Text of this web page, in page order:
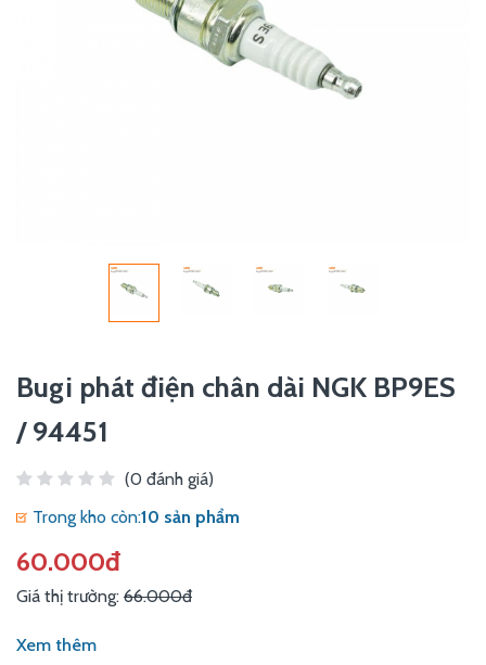
Bugi phát điện chân dài NGK BP9ES
/ 94451
(0 đánh giá)
Trong kho còn:10 sản phẩm
60.000đ
Giá thị trường: 66.000đ
Xem thêm